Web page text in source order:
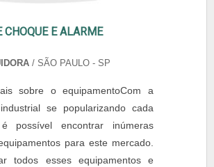
CHOQUE E ALARME
/ SÃO PAULO - SP
sobre o equipamentoCom a
se popularizando cada
possível encontrar inúmeras
para este mercado.
todos esses equipamentos e